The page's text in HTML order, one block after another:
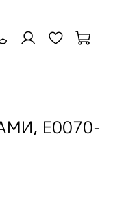
E0070-